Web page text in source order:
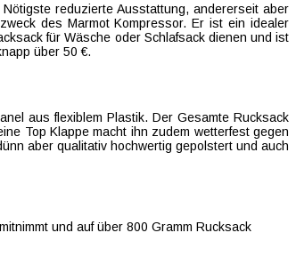
reduzierte Ausstattung, andererseit aber
des Marmot Kompressor. Er ist ein idealer
für Wäsche oder Schlafsack dienen und ist
über 50 €.
aus flexiblem Plastik. Der Gesamte Rucksack
Top Klappe macht ihn zudem wetterfest gegen
aber qualitativ hochwertig gepolstert und auch
und auf über 800 Gramm Rucksack